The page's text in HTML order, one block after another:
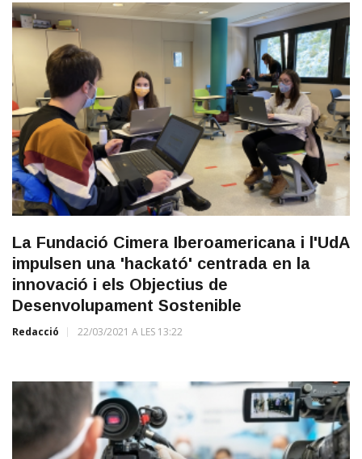
La Fundació Cimera Iberoamericana i l'UdA
impulsen una 'hackató' centrada en la
innovació i els Objectius de
Desenvolupament Sostenible
Redacció 22/03/2021 A LES 13:22